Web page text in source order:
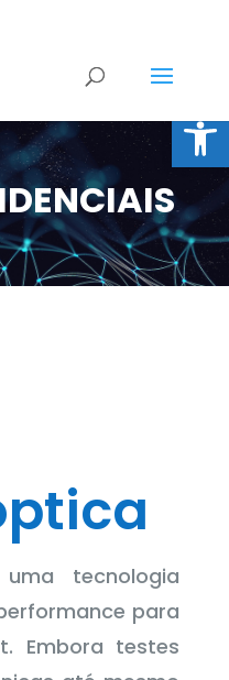
tecnologia
para
Embora testes